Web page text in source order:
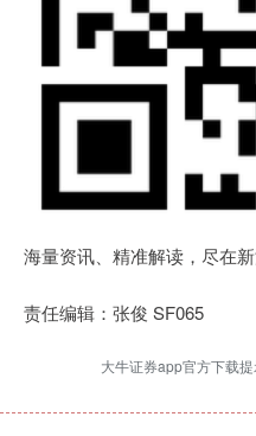
海量资讯、精准解读，尽在
责任编辑：张俊 SF065
大牛证券app官方下载